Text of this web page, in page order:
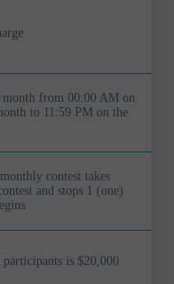
month from 00:00 AM on
to 11:59 PM on the
contest takes
and stops 1 (one)
is $20,000